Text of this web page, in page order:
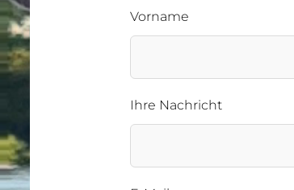
Vorname
Ihre Nachricht